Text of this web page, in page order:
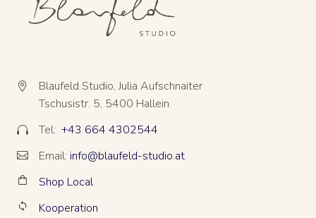


Blaufeld Studio, Julia Aufschnaiter
Tschusistr. 5, 5400 Hallein

 Tel: +43 664 4302544

 Email: info@blaufeld-studio.at

 Shop Local

 Kooperation